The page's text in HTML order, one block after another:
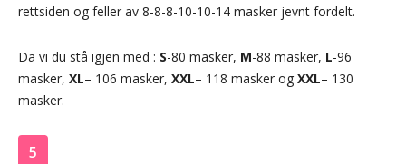
rettsiden og feller av 8-8-8-10-10-14 masker jevnt fordelt.
Da vi du stå igjen med : S-80 masker, M-88 masker, L-96
masker, XL– 106 masker, XXL– 118 masker og XXL– 130
masker.
5